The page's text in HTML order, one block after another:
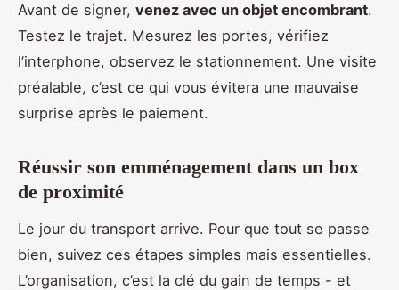
Avant de signer, venez avec un objet encombrant.
Testez le trajet. Mesurez les portes, vérifiez
l’interphone, observez le stationnement. Une visite
préalable, c’est ce qui vous évitera une mauvaise
surprise après le paiement.
Réussir son emménagement dans un box
de proximité
Le jour du transport arrive. Pour que tout se passe
bien, suivez ces étapes simples mais essentielles.
L’organisation, c’est la clé du gain de temps - et